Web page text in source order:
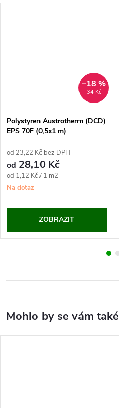
34 Kč
–18 %
Polystyren Austrotherm (DCD)
EPS 70F (0,5x1 m)
od 23,22 Kč bez DPH
od 28,10 Kč
Měrná
cena:
od 1,12 Kč / 1 m2
Na dotaz
ZOBRAZIT